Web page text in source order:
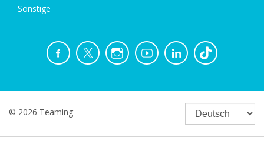
Sonstige
© 2026 Teaming